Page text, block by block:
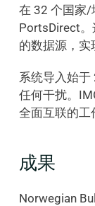
在 32 个国家/
PortsDirect。
的数据源，实
系统导入始
任何干扰。
全面互联的工
成果
Norwegian